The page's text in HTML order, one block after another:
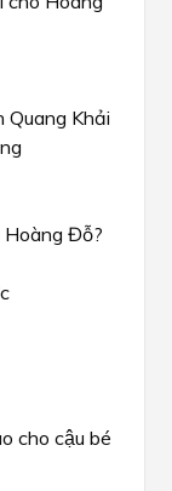
Khải
Đỗ?
cho cậu bé